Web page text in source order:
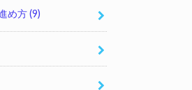
め方(9)